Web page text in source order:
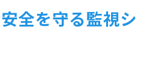
全を守る監視シ